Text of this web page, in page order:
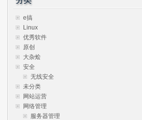
e搞
Linux
优秀软件
原创
大杂烩
安全
无线安全
未分类
网站运营
网络管理
服务器管理